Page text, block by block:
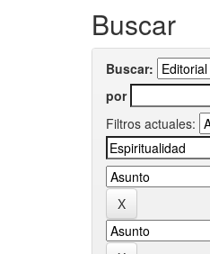
Buscar
Buscar:
por
Filtros actuales: